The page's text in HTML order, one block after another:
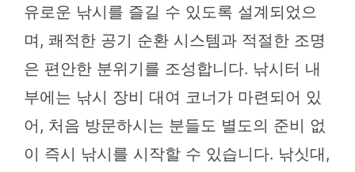
유로운 낚시를 즐길 수 있도록 설계되었으
며, 쾌적한 공기 순환 시스템과 적절한 조명
은 편안한 분위기를 조성합니다. 낚시터 내
부에는 낚시 장비 대여 코너가 마련되어 있
어, 처음 방문하시는 분들도 별도의 준비 없
이 즉시 낚시를 시작할 수 있습니다. 낚싯대,